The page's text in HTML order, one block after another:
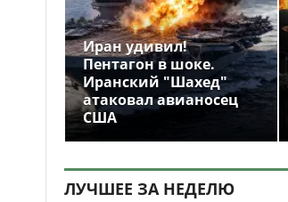
Иран удивил!
Пентагон в шоке.
Иранский "Шахед"
атаковал авианосец
США
ЛУЧШЕЕ ЗА НЕДЕЛЮ